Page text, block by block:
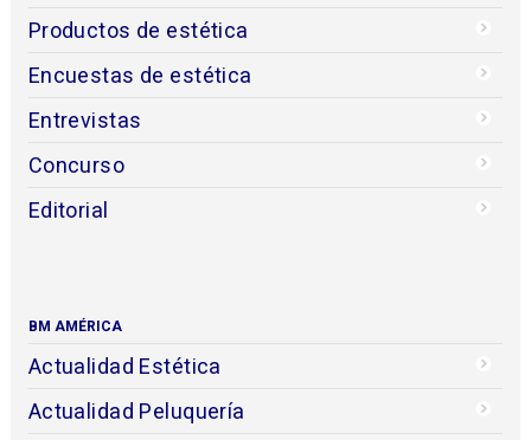
Productos de estética
Encuestas de estética
Entrevistas
Concurso
Editorial
BM AMÉRICA
Actualidad Estética
Actualidad Peluquería